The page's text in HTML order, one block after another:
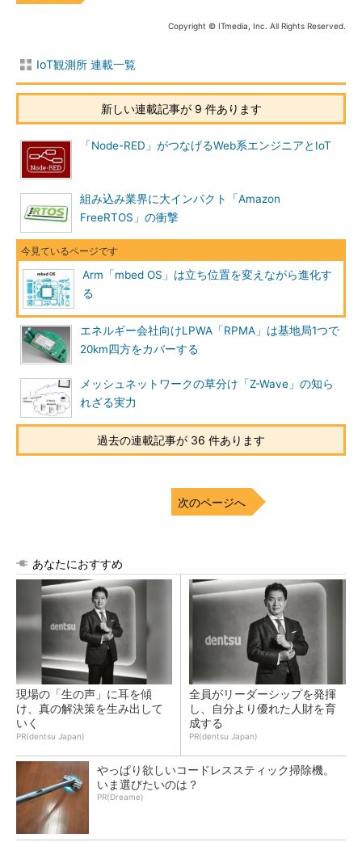
Copyright © ITmedia, Inc. All Rights Reserved.
IoT観測所 連載一覧
新しい連載記事が 9 件あります
「Node-RED」がつなげるWeb系エンジニアとIoT
組み込み業界に大インパクト「Amazon
FreeRTOS」の衝撃
Arm「mbed OS」は立ち位置を変えながら進化す
る
エネルギー会社向けLPWA「RPMA」は基地局1つで
20km四方をカバーする
メッシュネットワークの草分け「Z-Wave」の知ら
れざる実力
過去の連載記事が 36 件あります
次のページへ
あなたにおすすめ
現場の「生の声」に耳を傾
け、真の解決策を生み出して
いく
PR(dentsu Japan)
全員がリーダーシップを発揮
し、自分より優れた人財を育
成する
PR(dentsu Japan)
やっぱり欲しいコードレススティック掃除機。
いま選びたいのは？
PR(Dreame)